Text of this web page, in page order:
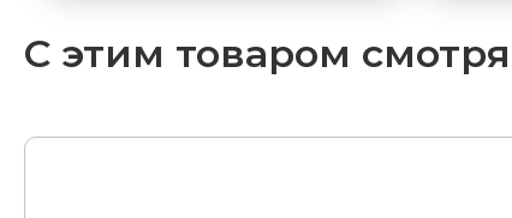
С этим товаром